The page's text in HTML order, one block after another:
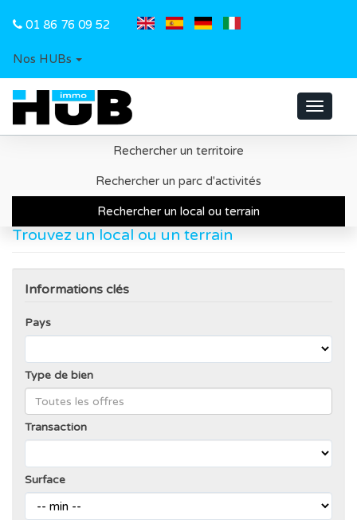
01 86 76 09 52
Nos HUBs
Toggle
Rechercher un territoire
Rechercher un parc d'activités
Rechercher un local ou terrain
Recherche d'un local ou d'un terrain
Trouvez un local ou un terrain
Informations clés
Pays
Type de bien
Transaction
Surface